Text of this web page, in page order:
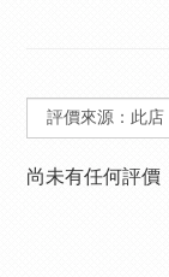
尚未有任何評價